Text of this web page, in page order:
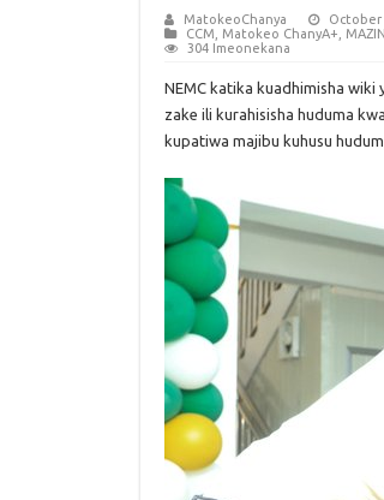
MatokeoChanya
October
CCM
Matokeo ChanyA+
304 Imeonekana
NEMC katika kuadhimisha wiki
zake ili kurahisisha huduma
kupatiwa majibu kuhusu